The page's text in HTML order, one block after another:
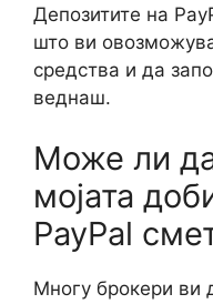
Депозитите на
што ви
средства и да
веднаш.
Може ли
мојата
PayPal
Многу брокери ви